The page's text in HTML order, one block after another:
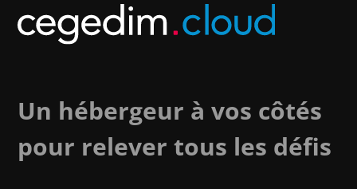
Un hébergeur à vos côtés
pour relever tous les défis